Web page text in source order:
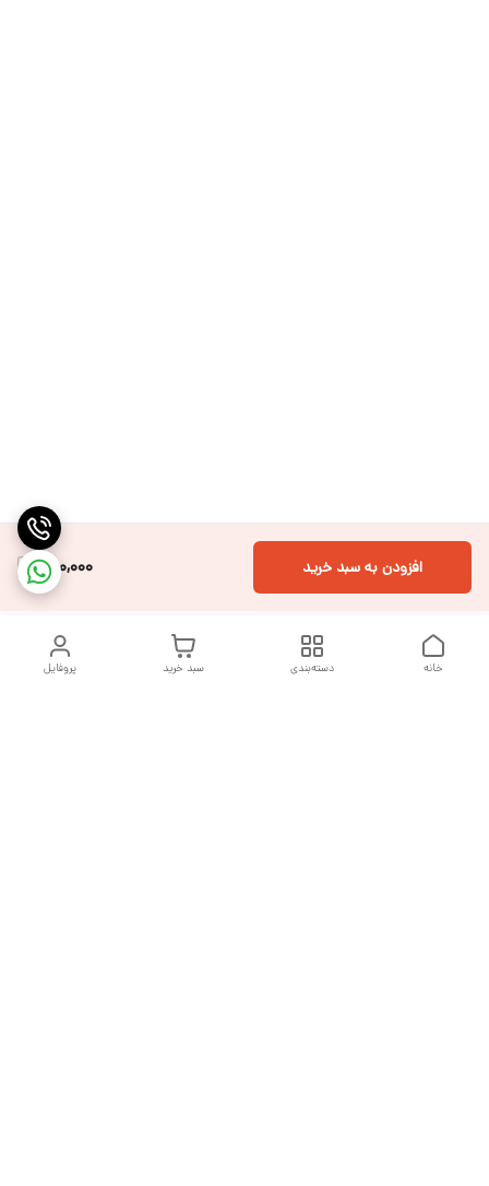
880,000 افزودن به سبد خرید
پروفایل سبد خرید دسته‌بندی خانه